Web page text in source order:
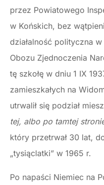
przez Powiatowego
w Końskich, bez
działalność polityczna
Obozu Zjednoczenia
tę szkołę w dniu 1 IX
zamieszkałych na
utrwalił się podział
tej, albo po tamtej
który przetrwał 30 lat,
„tysiąclatki” w 1965 r.
Po napaści Niemiec na